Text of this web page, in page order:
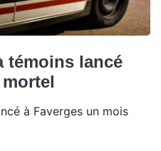
témoins lancé
à Faverges un mois